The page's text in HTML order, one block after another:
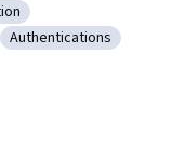
Authentication
(GDPR)
Catégorie :
Authentications